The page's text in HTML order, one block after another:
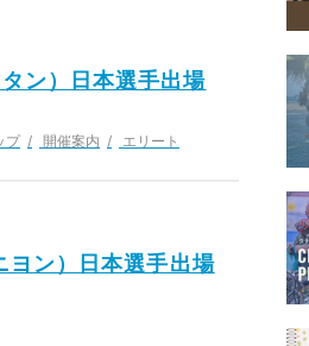
ン）日本選手出場
プ 開催案内 エリート
ン）日本選手出場